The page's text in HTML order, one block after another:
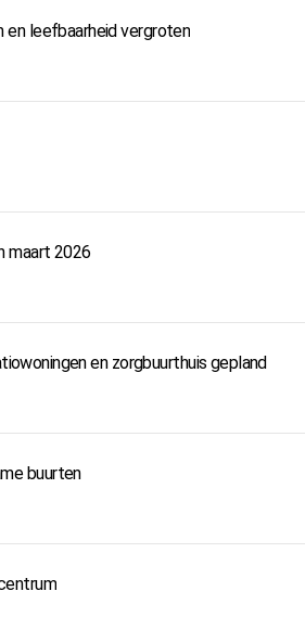
en leefbaarheid vergroten
maart 2026
en zorgbuurthuis gepland
buurten